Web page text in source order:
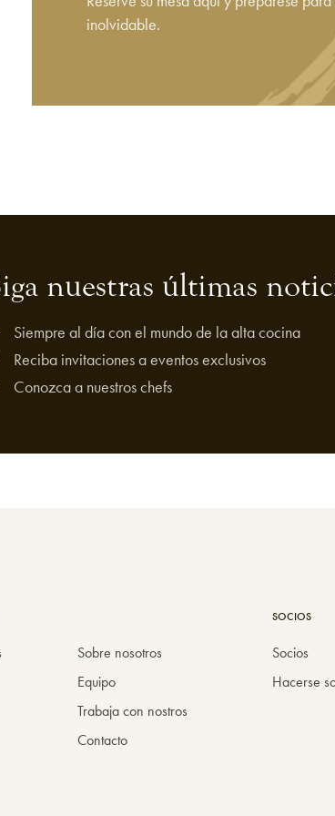
inolvidable.
nuestras últimas
Siempre al día con el mundo de la alta cocina
Reciba invitaciones a eventos exclusivos
Conozca a nuestros chefs
Sobre nosotros
Equipo
Trabaja con nostros
Contacto
SOCIOS
Socios
Hacerse